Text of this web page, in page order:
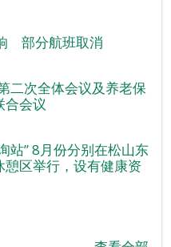
部分航班取消
二次全体会议及养老保
合会议
站” 8月份分别在松山东
区举行，设有健康资